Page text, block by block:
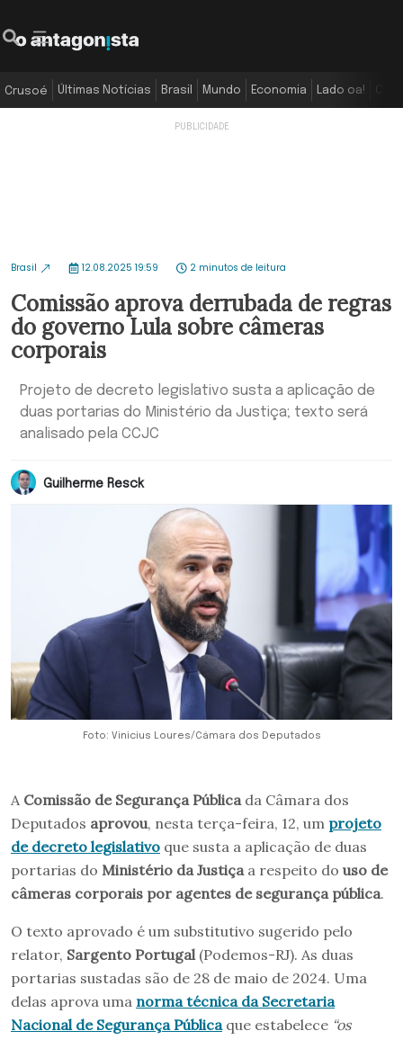
Crusoé Últimas Notícias Brasil Mundo Economia Lado oa!
Brasil 12.08.2025 19:59 2 minutos de leitura
Comissão aprova derrubada de regras
do governo Lula sobre câmeras
corporais
Projeto de decreto legislativo susta a aplicação de
duas portarias do Ministério da Justiça; texto será
analisado pela CCJC
Guilherme Resck
Foto: Vinicius Loures/Câmara dos Deputados
A Comissão de Segurança Pública da Câmara dos
Deputados aprovou, nesta terça-feira, 12, um projeto
de decreto legislativo que susta a aplicação de duas
portarias do Ministério da Justiça a respeito do uso de
câmeras corporais por agentes de segurança pública.
O texto aprovado é um substitutivo sugerido pelo
relator, Sargento Portugal (Podemos-RJ). As duas
portarias sustadas são de 28 de maio de 2024. Uma
delas aprova uma norma técnica da Secretaria
Nacional de Segurança Públicaque estabelece “os